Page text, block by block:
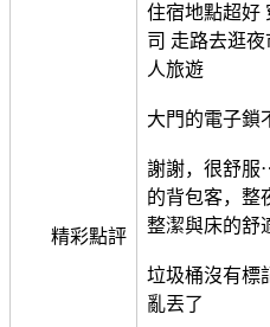
精彩點評
住宿地點超好
司 走路去逛
人旅遊
大門的電子鎖
謝謝，很舒服
的背包客，整
整潔與床的舒
垃圾桶沒有標
亂丟了